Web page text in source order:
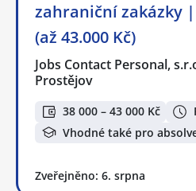
zahraniční zakázky |
(až 43.000 Kč)
Jobs Contact Personal,
Prostějov
38 000 – 43 000 Kč
Vhodné také pro
Zveřejněno: 6. srpna